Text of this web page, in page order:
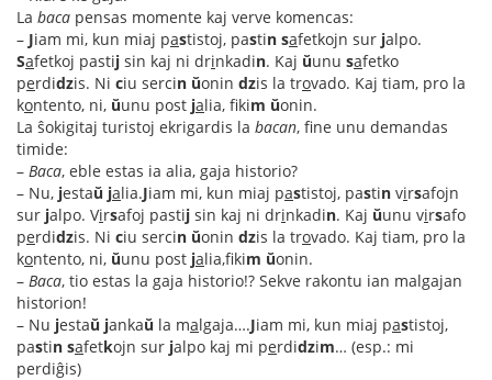
La baca pensas momente kaj verve komencas:
– Jiam mi, kun miaj pastistoj, pastin safetkojn sur jalpo.
Safetkoj pastij sin kaj ni drinkadin. Kaj ŭunu safetko
perdidzis. Ni ciu sercin ŭonin dzis la trovado. Kaj tiam, pro la
kontento, ni, ŭunu post jalia, fikim ŭonin.
La ŝokigitaj turistoj ekrigardis la bacan, fine unu demandas
timide:
– Baca, eble estas ia alia, gaja historio?
– Nu, jestaŭ jalia.Jiam mi, kun miaj pastistoj, pastin virsafojn
sur jalpo. Virsafoj pastij sin kaj ni drinkadin. Kaj ŭunu virsafo
perdidzis. Ni ciu sercin ŭonin dzis la trovado. Kaj tiam, pro la
kontento, ni, ŭunu post jalia,fikim ŭonin.
– Baca, tio estas la gaja historio!? Sekve rakontu ian malgajan
historion!
– Nu jestaŭ jankaŭ la malgaja….Jiam mi, kun miaj pastistoj,
pastin safetkojn sur jalpo kaj mi perdidzim… (esp.: mi
perdiĝis)